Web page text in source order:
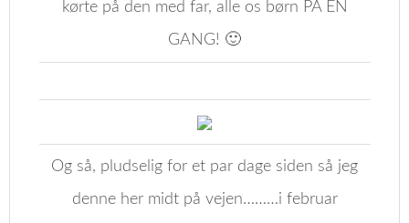
kørte på den med far, alle os børn PÅ ÉN
GANG! 🙂
Og så, pludselig for et par dage siden så jeg
denne her midt på vejen………i februar